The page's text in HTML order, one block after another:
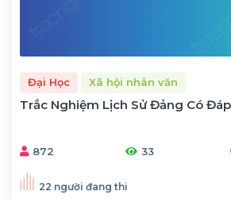
Đại Học Xã hội nhân văn
Trắc Nghiệm Lịch Sử Đảng Có
872 33
22 người đang thi